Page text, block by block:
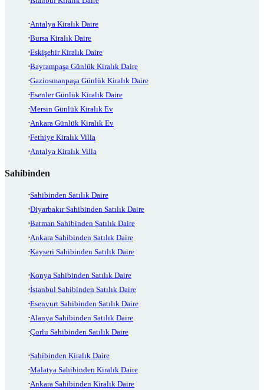
Antalya Kiralık Daire
Bursa Kiralık Daire
Eskişehir Kiralık Daire
Bayrampaşa Günlük Kiralık Daire
Gaziosmanpaşa Günlük Kiralık Daire
Esenler Günlük Kiralık Daire
Mersin Günlük Kiralık Ev
Ankara Günlük Kiralık Ev
Fethiye Kiralık Villa
Antalya Kiralık Villa
Sahibinden
Sahibinden Satılık Daire
Diyarbakır Sahibinden Satılık Daire
Batman Sahibinden Satılık Daire
Ankara Sahibinden Satılık Daire
Kayseri Sahibinden Satılık Daire
Konya Sahibinden Satılık Daire
İstanbul Sahibinden Satılık Daire
Esenyurt Sahibinden Satılık Daire
Alanya Sahibinden Satılık Daire
Çorlu Sahibinden Satılık Daire
Sahibinden Kiralık Daire
Malatya Sahibinden Kiralık Daire
Ankara Sahibinden Kiralık Daire